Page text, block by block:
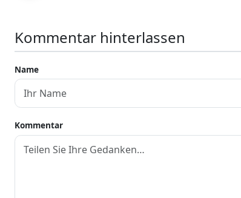
Kommentar hinterlassen
Name
Kommentar